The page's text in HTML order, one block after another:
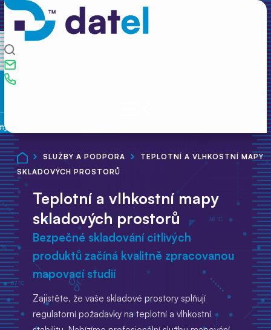
SLUŽBY A PODPORA
TEPLOTNÍ A VLHKOSTNÍ MAPY
SKLADOVÝCH PROSTORŮ
Teplotní a vlhkostní mapy
skladových prostorů
Bezpečné skladování citlivých
produktů začíná kvalitně zpracovanou
mapovací studií
Zajistěte, že vaše skladové prostory splňují
regulatorní požadavky na teplotní a vlhkostní